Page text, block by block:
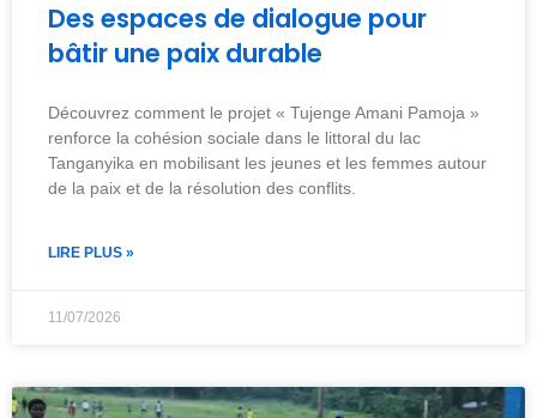
Des espaces de dialogue pour
bâtir une paix durable
Découvrez comment le projet « Tujenge Amani Pamoja »
renforce la cohésion sociale dans le littoral du lac
Tanganyika en mobilisant les jeunes et les femmes autour
de la paix et de la résolution des conflits.
LIRE PLUS »
11/07/2026